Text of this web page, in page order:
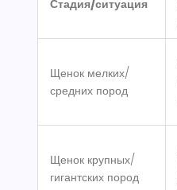
Стадия/ситуация
Щенок мелких/
средних пород
Щенок крупных/
гигантских пород